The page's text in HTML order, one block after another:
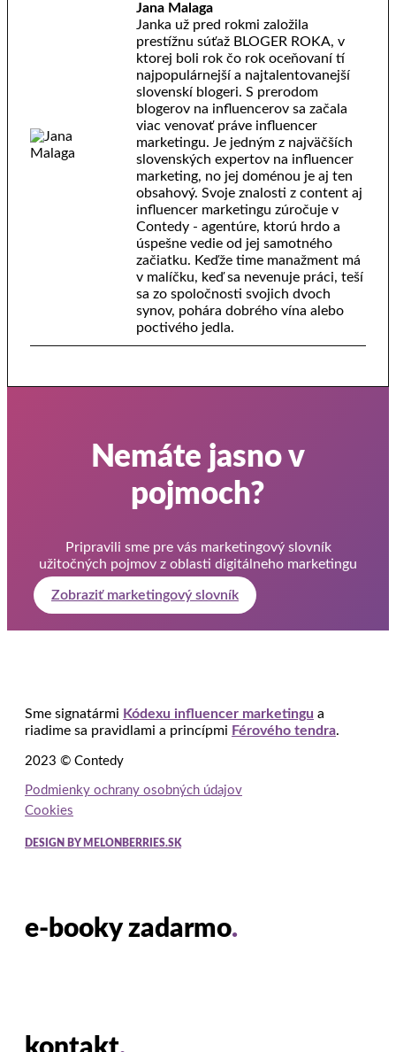
Jana Malaga
Janka už pred rokmi založila
prestížnu súťaž BLOGER ROKA, v
ktorej boli rok čo rok oceňovaní tí
najpopulárnejší a najtalentovanejší
slovenskí blogeri. S prerodom
blogerov na influencerov sa začala
viac venovať práve influencer
marketingu. Je jedným z najväčších
slovenských expertov na influencer
marketing, no jej doménou je aj ten
obsahový. Svoje znalosti z content aj
influencer marketingu zúročuje v
Contedy - agentúre, ktorú hrdo a
úspešne vedie od jej samotného
začiatku. Keďže time manažment má
v malíčku, keď sa nevenuje práci, teší
sa zo spoločnosti svojich dvoch
synov, pohára dobrého vína alebo
poctivého jedla.
Nemáte jasno v
pojmoch?
Pripravili sme pre vás marketingový slovník
užitočných pojmov z oblasti digitálneho marketingu
Zobraziť marketingový slovník
Sme signatármi Kódexu influencer marketingu a
riadime sa pravidlami a princípmi Férového tendra.
2023 © Contedy
Podmienky ochrany osobných údajov
Cookies
DESIGN BY MELONBERRIES.SK
e-booky zadarmo.